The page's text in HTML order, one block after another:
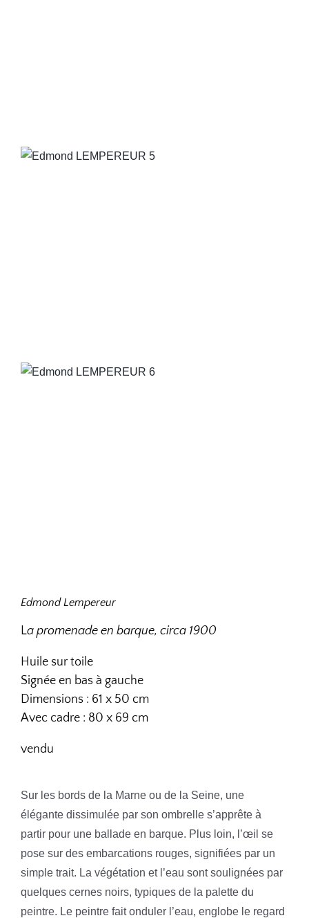
Edmond Lempereur
La promenade en barque, circa 1900
Huile sur toile
Signée en bas à gauche
Dimensions : 61 x 50 cm
Avec cadre : 80 x 69 cm
vendu
Sur les bords de la Marne ou de la Seine, une
élégante dissimulée par son ombrelle s’apprête à
partir pour une ballade en barque. Plus loin, l’œil se
pose sur des embarcations rouges, signifiées par un
simple trait. La végétation et l’eau sont soulignées par
quelques cernes noirs, typiques de la palette du
peintre. Le peintre fait onduler l’eau, englobe le regard